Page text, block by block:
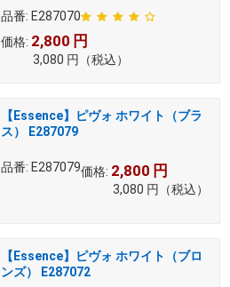
品番: E287070
価格: 2,800 円
3,080 円 （税込）
【Essence】ピヴォ ホワイト（ブラ
ス） E287079
品番: E287079価格: 2,800 円
3,080 円 （税込）
【Essence】ピヴォ ホワイト（ブロ
ンズ） E287072